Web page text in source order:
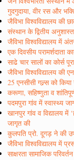
गुदगुदाया, वीर रस और
जैविभा विश्वविद्यालय की
संस्थान के द्वितीय
जैविभा विश्वविद्यालय में
एक दिवसीय परामर्शदाता
साढे चार सालों का कोर्स
जैविभा विश्वविद्यालय
25 एनसीसी गल्र्स को
करूणा, सहिष्णुता व
पदमपुरा गांव में स्वास्थ्य
खानपुर गांव व विद्यालय में
जागृत की
कुलपति प्रो. दूगड़ ने की
जैविभा विश्वविद्यालय में
साक्षरता सामाजिक